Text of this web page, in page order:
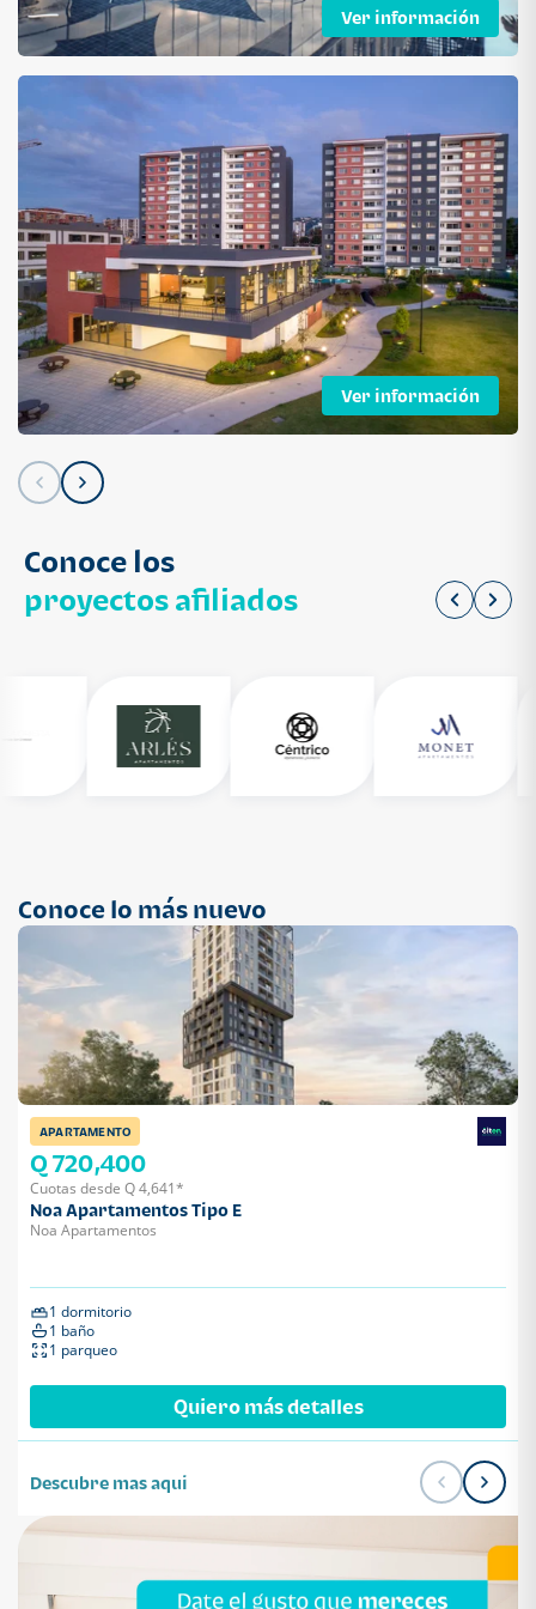
Ver información
Ver información
Conoce los
proyectos afiliados
Conoce lo más nuevo
APARTAMENTO
Q 720,400
Cuotas desde Q 4,641*
Noa Apartamentos Tipo E
Noa Apartamentos
1 dormitorio
1 baño
1 parqueo
Quiero más detalles
Descubre mas aqui